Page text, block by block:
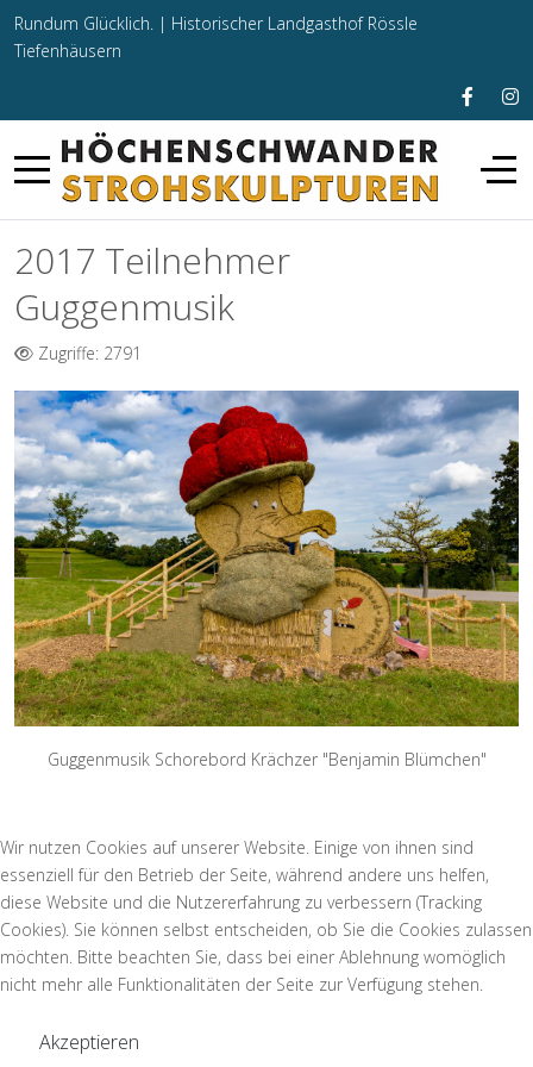
Rundum Glücklich. | Historischer Landgasthof Rössle
Tiefenhäusern
2017 Teilnehmer
Guggenmusik
Zugriffe: 2791
Guggenmusik Schorebord Krächzer "Benjamin Blümchen"
Wir nutzen Cookies auf unserer Website. Einige von ihnen sind
essenziell für den Betrieb der Seite, während andere uns helfen,
diese Website und die Nutzererfahrung zu verbessern (Tracking
Cookies). Sie können selbst entscheiden, ob Sie die Cookies zulassen
möchten. Bitte beachten Sie, dass bei einer Ablehnung womöglich
nicht mehr alle Funktionalitäten der Seite zur Verfügung stehen.
Akzeptieren